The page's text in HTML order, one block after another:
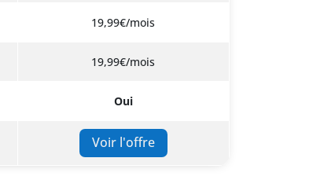
19,99€/mois
19,99€/mois
Oui
Voir l'offre